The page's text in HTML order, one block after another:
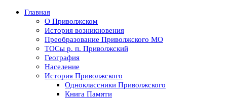
Главная
О Приволжском
История возникновения
Преобразование Приволжского МО
ТОСы р. п. Приволжский
География
Население
История Приволжского
Одноклассники Приволжского
Книга Памяти